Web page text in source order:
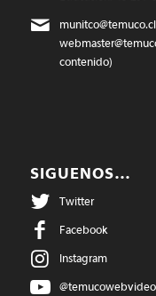
munitco@temuco.cl
contenido)
SIGUENOS…
Twitter
Facebook
Instagram